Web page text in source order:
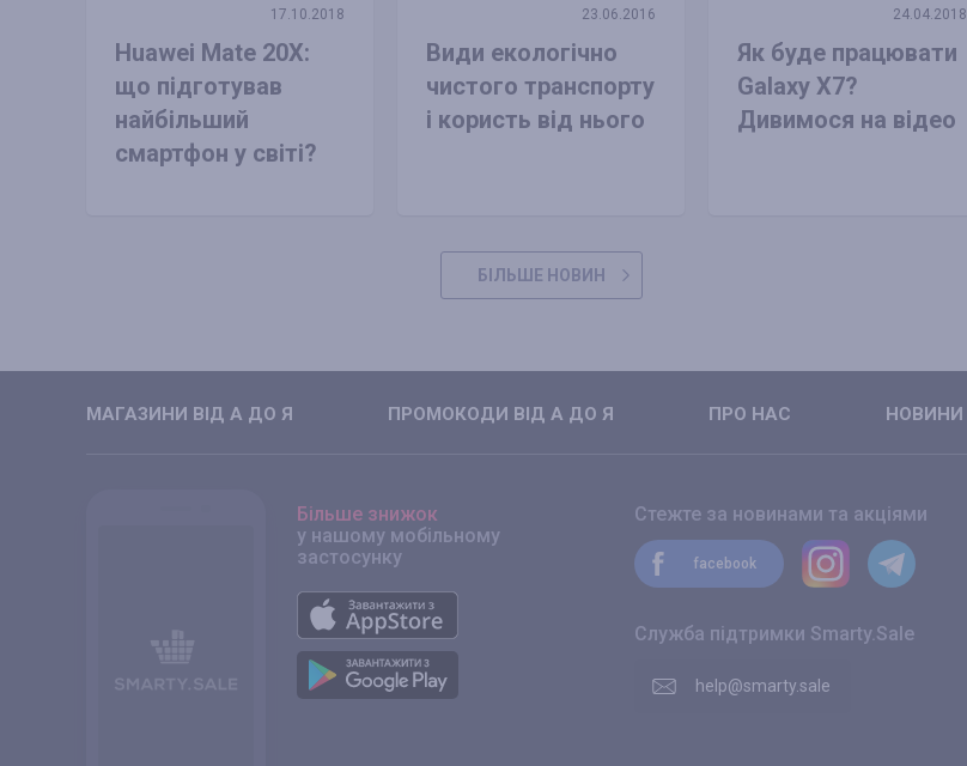
17.10.2018
Huawei Mate 20X:
що підготував
найбільший
смартфон у світі?
23.06.2016
Види екологічно
чистого транспорту
і користь від нього
24.04.2018
Як буде працювати
Galaxy X7?
Дивимося на відео
БІЛЬШЕ НОВИН
МАГАЗИНИ ВIД А ДО Я ПРОМОКОДИ ВIД А ДО Я ПРО НАС НОВИНИ
Більше знижок
у нашому мобільному
застосунку
Стежте за новинами та акціями
facebook
Служба підтримки Smarty.Sale
help@smarty.sale